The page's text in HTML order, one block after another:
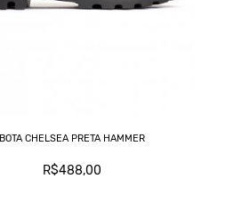
BOTA CHELSEA PRETA HAMMER
R$488,00